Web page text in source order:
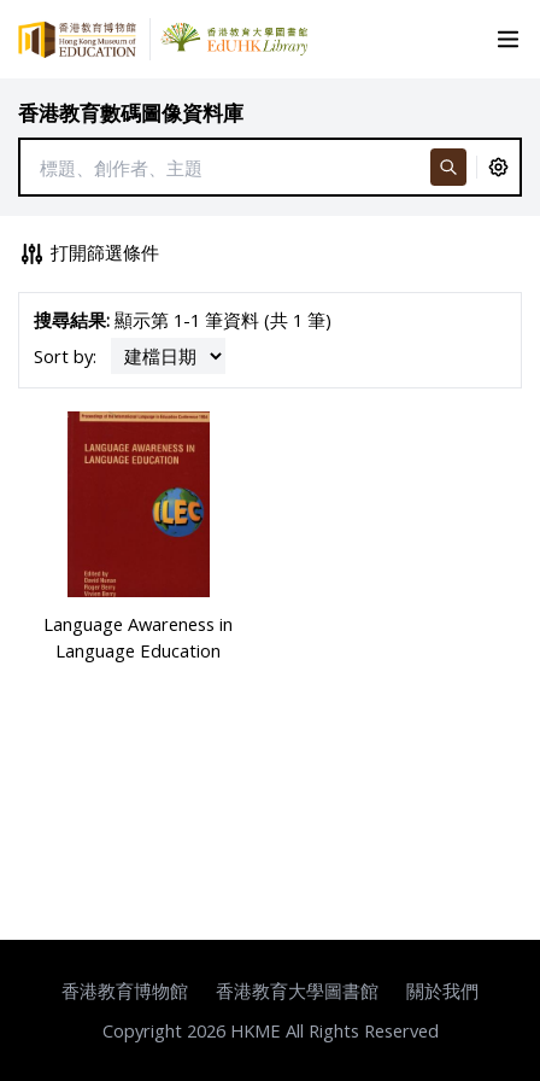
香港教育數碼圖像資料庫
打開篩選條件
搜尋結果:顯示第 1-1 筆資料 (共 1 筆)
Sort by:
Language Awareness in
Language Education
香港教育博物館 香港教育大學圖書館
關於我們
Copyright 2026 HKME All Rights Reserved